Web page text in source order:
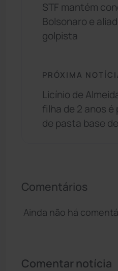
STF mantém
Bolsonaro e
golpista
PRÓXIMA
Licínio de
filha de 2 anos é
de pasta base
Comentários
Ainda não há
Comentar notícia